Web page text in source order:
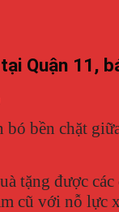
Quận 11,
bó bền chặt
tặng được
cũ với nỗ lực